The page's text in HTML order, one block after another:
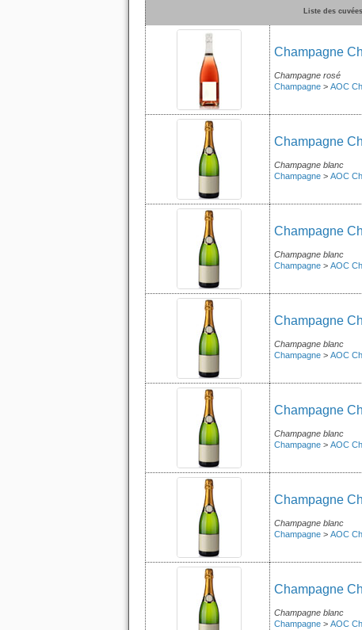
Liste des
Champagne
Champagne rosé
Champagne > AOC
Champagne
Champagne blanc
Champagne > AOC
Champagne
Champagne blanc
Champagne > AOC
Champagne
Champagne blanc
Champagne > AOC
Champagne
Champagne blanc
Champagne > AOC
Champagne
Champagne blanc
Champagne > AOC
Champagne
Champagne blanc
Champagne > AOC